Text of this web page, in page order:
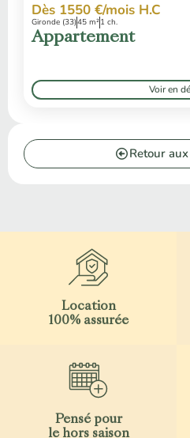
Dès 1550 €/mois H.C
Gironde (33)45 m²1 ch.
Appartement
Voir en
Retour
Location
100% assurée
Pensé pour
le hors saison